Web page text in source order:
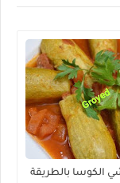
الكوسا بالطريقة